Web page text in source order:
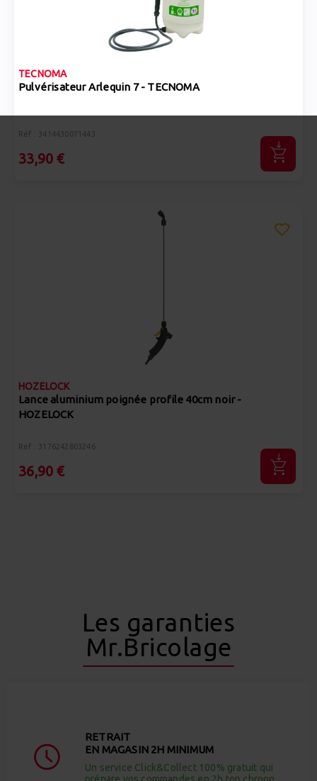
TECNOMA
Pulvérisateur Arlequin 7 - TECNOMA
Réf : 3414430071443
33,90 €
HOZELOCK
Lance aluminium poignée profile 40cm noir -
HOZELOCK
Réf : 3176242803246
36,90 €
Les garanties
Mr.Bricolage
RETRAIT
EN MAGASIN 2H MINIMUM
Un service Click&Collect 100% gratuit qui